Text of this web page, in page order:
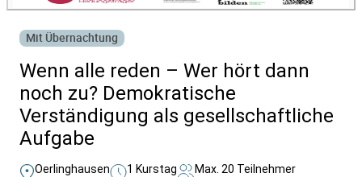
Mit Übernachtung
Wenn alle reden – Wer hört dann
noch zu? Demokratische
Verständigung als gesellschaftliche
Aufgabe
Oerlinghausen 1 Kurstag Max. 20 Teilnehmer